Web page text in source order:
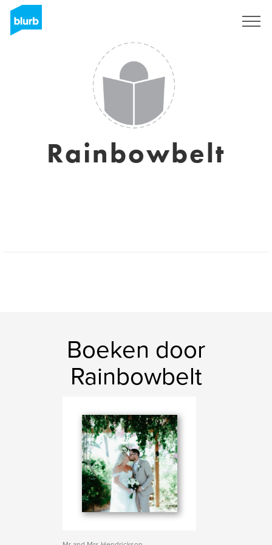
Rainbowbelt
Boeken door
Rainbowbelt